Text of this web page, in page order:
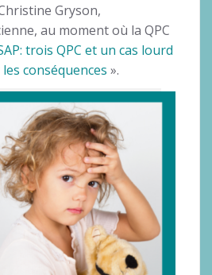
Gryson,
au moment où la QPC
trois QPC et un cas lourd
conséquences ».